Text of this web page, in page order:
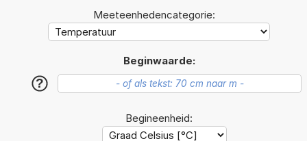
Meeteenhedencategorie:
Beginwaarde:
?
Begineenheid: